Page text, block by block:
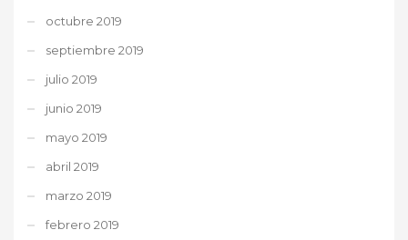
octubre 2019
septiembre 2019
julio 2019
junio 2019
mayo 2019
abril 2019
marzo 2019
febrero 2019